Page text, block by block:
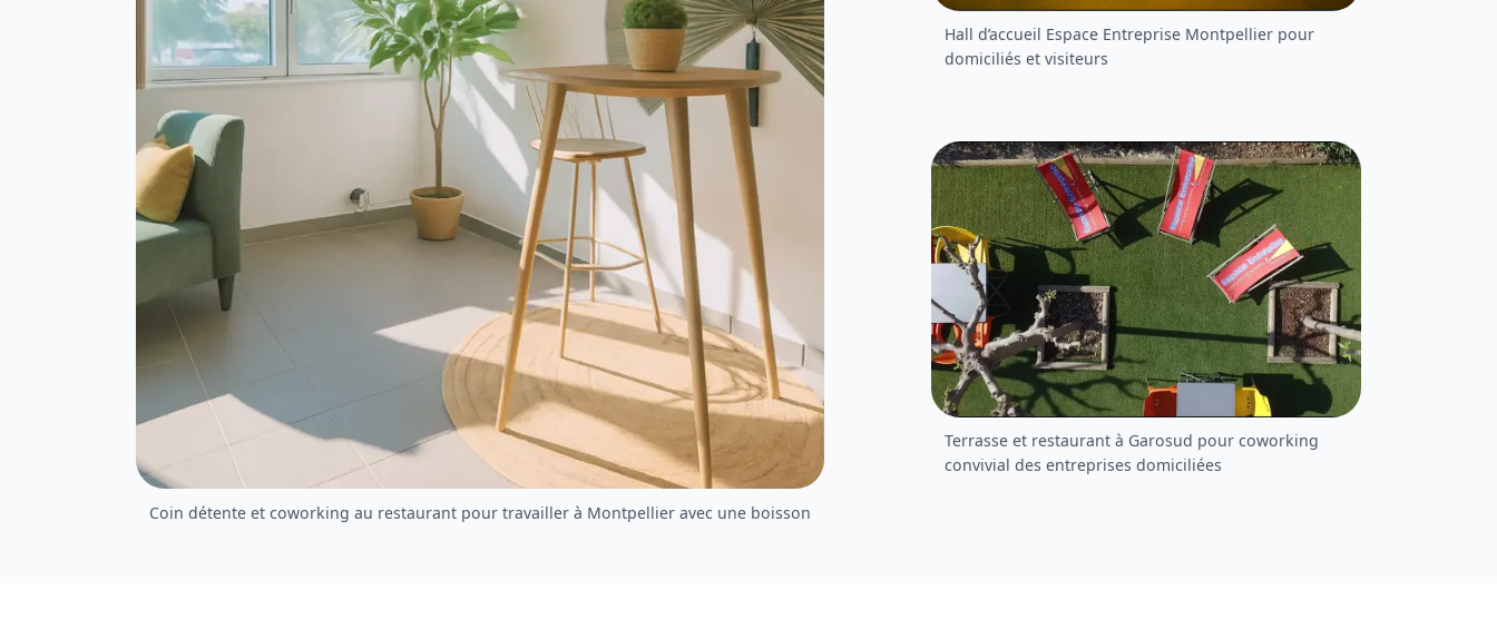
Coin détente et coworking au restaurant pour travailler à Montpellier avec une boisson
Hall d’accueil Espace Entreprise Montpellier pour
domiciliés et visiteurs
Terrasse et restaurant à Garosud pour coworking
convivial des entreprises domiciliées